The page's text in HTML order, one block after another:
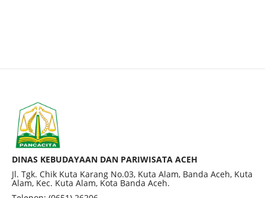
DINAS KEBUDAYAAN DAN PARIWISATA ACEH
Jl. Tgk. Chik Kuta Karang No.03, Kuta Alam, Banda Aceh, Kuta
Alam, Kec. Kuta Alam, Kota Banda Aceh.